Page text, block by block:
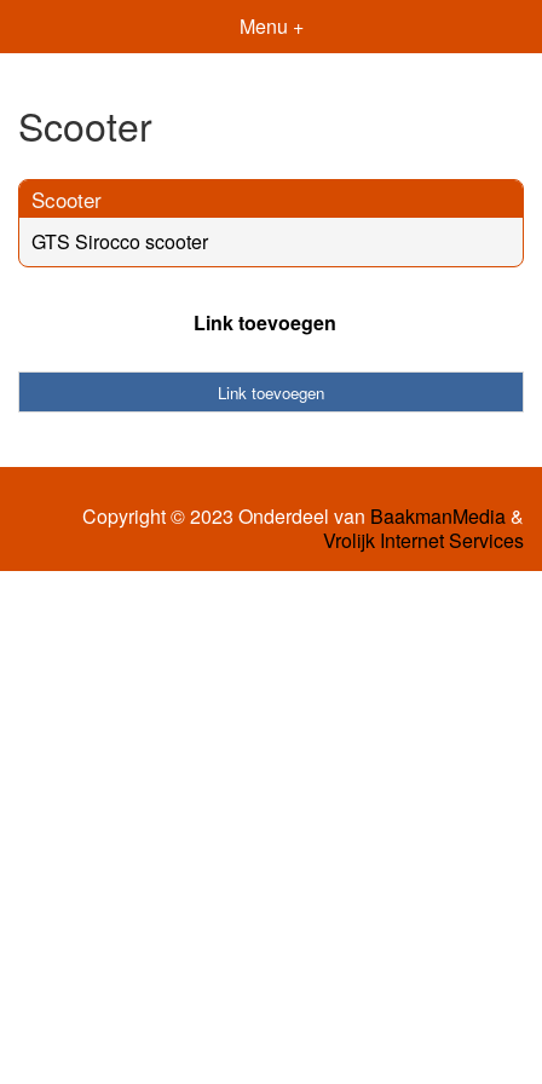
Menu +
Scooter
Scooter
GTS Sirocco scooter
Link toevoegen
Link toevoegen
Copyright © 2023 Onderdeel van BaakmanMedia&
Vrolijk Internet Services